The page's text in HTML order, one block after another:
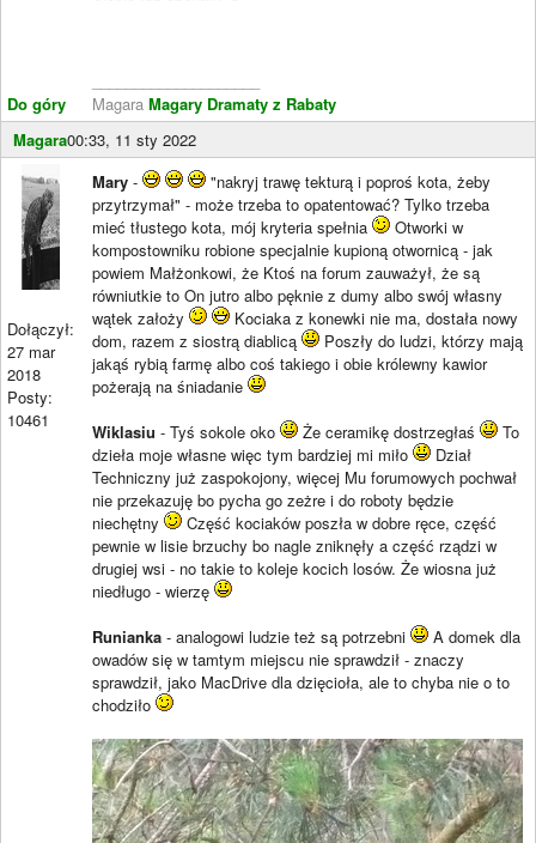
Do góry
Magara Magary Dramaty z Rabaty
Magara00:33, 11 sty 2022
Dołączył:
27 mar
2018
Posty:
10461
Mary -
"nakryj trawę tekturą i poproś kota, żeby
przytrzymał" - może trzeba to opatentować? Tylko trzeba
mieć tłustego kota, mój kryteria spełnia
Otworki w
kompostowniku robione specjalnie kupioną otwornicą - jak
powiem Małżonkowi, że Ktoś na forum zauważył, że są
równiutkie to On jutro albo pęknie z dumy albo swój własny
wątek założy
Kociaka z konewki nie ma, dostała nowy
dom, razem z siostrą diablicą
Poszły do ludzi, którzy mają
jakąś rybią farmę albo coś takiego i obie królewny kawior
pożerają na śniadanie
Wiklasiu - Tyś sokole oko Że ceramikę dostrzegłaś
To
dzieła moje własne więc tym bardziej mi miło
Dział
Techniczny już zaspokojony, więcej Mu forumowych pochwał
nie przekazuję bo pycha go zeżre i do roboty będzie
niechętny
Część kociaków poszła w dobre ręce, część
pewnie w lisie brzuchy bo nagle zniknęły a część rządzi w
drugiej wsi - no takie to koleje kocich losów. Że wiosna już
niedługo - wierzę
Runianka - analogowi ludzie też są potrzebni
A domek dla
owadów się w tamtym miejscu nie sprawdził - znaczy
sprawdził, jako MacDrive dla dzięcioła, ale to chyba nie o to
chodziło